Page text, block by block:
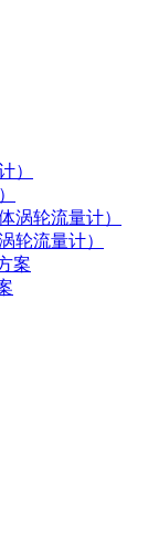
轮流量计）